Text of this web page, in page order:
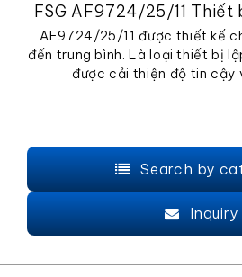
FSG AF9724/25/11 Thiết
AF9724/25/11 được thiết kế
đến trung bình. Là loại thiết bị
được cải thiện độ tin cậy
Search by
Inquiry